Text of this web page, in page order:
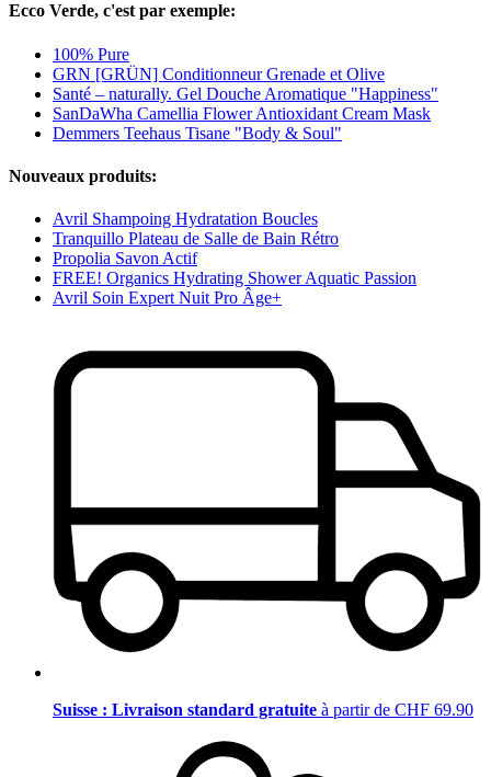
Ecco Verde, c'est par exemple:
100% Pure
GRN [GRÜN] Conditionneur Grenade et Olive
Santé – naturally. Gel Douche Aromatique "Happiness"
SanDaWha Camellia Flower Antioxidant Cream Mask
Demmers Teehaus Tisane "Body & Soul"
Nouveaux produits:
Avril Shampoing Hydratation Boucles
Tranquillo Plateau de Salle de Bain Rétro
Propolia Savon Actif
FREE! Organics Hydrating Shower Aquatic Passion
Avril Soin Expert Nuit Pro Âge+
Suisse : Livraison standard gratuite à partir de CHF 69.90